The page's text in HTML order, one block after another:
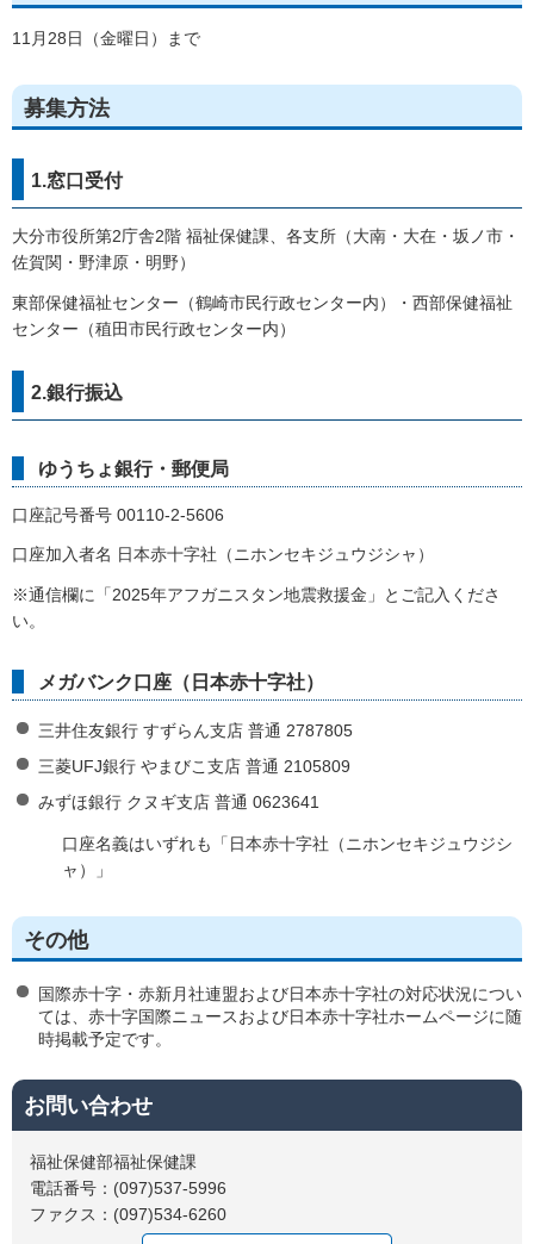
11月28日（金曜日）まで
募集方法
1.窓口受付
大分市役所第2庁舎2階 福祉保健課、各支所（大南・大在・坂ノ市・
佐賀関・野津原・明野）
東部保健福祉センター（鶴崎市民行政センター内）・西部保健福祉
センター（稙田市民行政センター内）
2.銀行振込
ゆうちょ銀行・郵便局
口座記号番号 00110-2-5606
口座加入者名 日本赤十字社（ニホンセキジュウジシャ）
※通信欄に「2025年アフガニスタン地震救援金」とご記入くださ
い。
メガバンク口座（日本赤十字社）
三井住友銀行 すずらん支店 普通 2787805
三菱UFJ銀行 やまびこ支店 普通 2105809
みずほ銀行 クヌギ支店 普通 0623641
口座名義はいずれも「日本赤十字社（ニホンセキジュウジシ
ャ）」
その他
国際赤十字・赤新月社連盟および日本赤十字社の対応状況につい
ては、赤十字国際ニュースおよび日本赤十字社ホームページに随
時掲載予定です。
お問い合わせ
福祉保健部福祉保健課
電話番号：(097)537-5996
ファクス：(097)534-6260